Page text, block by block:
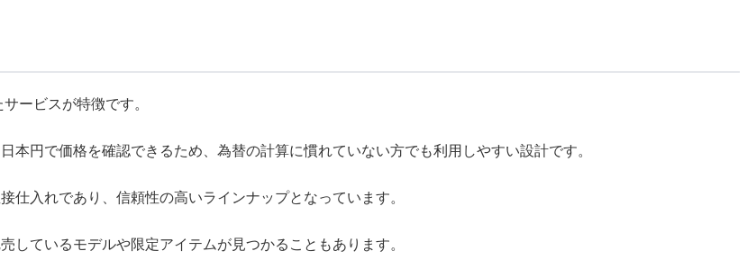
ービスが特徴です。
本円で価格を確認できるため、為替の計算に慣れていない方でも利用しやすい設計です。
仕入れであり、信頼性の高いラインナップとなっています。
しているモデルや限定アイテムが見つかることもあります。